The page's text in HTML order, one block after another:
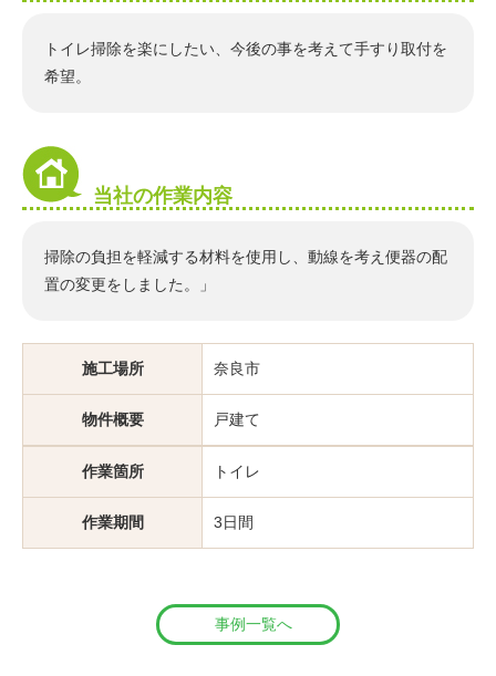
トイレ掃除を楽にしたい、今後の事を考えて手すり取付を
希望。
当社の作業内容
掃除の負担を軽減する材料を使用し、動線を考え便器の配
置の変更をしました。」
施工場所 奈良市
物件概要 戸建て
作業箇所 トイレ
作業期間 3日間
事例一覧へ